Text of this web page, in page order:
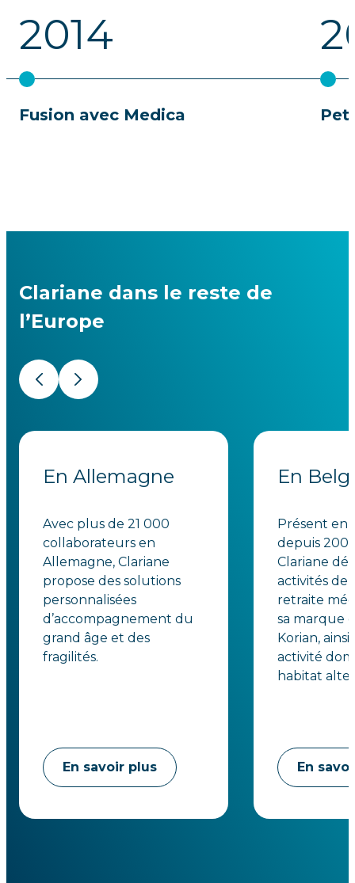
2014
Fusion avec Medica
Clariane dans le reste de
l’Europe
PrécédentSuivant
En Allemagne
Avec plus de 21 000
collaborateurs en
Allemagne, Clariane
propose des solutions
personnalisées
d’accompagnement du
grand âge et des
fragilités.
En savoir plus
En
Présent en
depuis
Clariane
activités de
retraite
sa marque
Korian, ainsi
activité
habitat
En